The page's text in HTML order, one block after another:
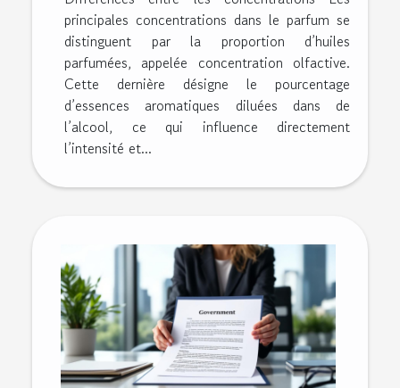
principales concentrations dans le parfum se
distinguent par la proportion d’huiles
parfumées, appelée concentration olfactive.
Cette dernière désigne le pourcentage
d’essences aromatiques diluées dans de
l’alcool, ce qui influence directement
l’intensité et...